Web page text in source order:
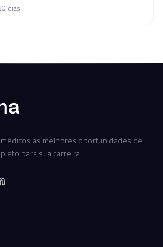
dias
às melhores oportunidades de
para sua carreira.